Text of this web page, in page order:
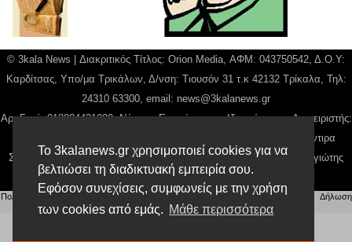
Το 3kalanews.gr χρησιμοποιεί cookies για να
βελτιώσει τη διαδικτυακή εμπειρία σου.
Εφόσον συνεχίσεις, συμφωνείς με την χρήση
των cookies από εμάς. Μάθε περισσότερα
© 3kala News | Διακριτικός Τίτλος: Orion Media, ΑΦΜ: 043750542, Δ.Ο.Υ:
Καρδίτσας, Υπο/μα Τρικάλων, Δ/νση: Τιουσόν 31 τ.κ 42132 Τρίκαλα, Τηλ:
24310 63300, email: news@3kalanews.gr
Αρ. Γεμή: 018804431000, Νόμιμος Εκπρόσωπος, Ιδιοκτήτης και Διαχειριστής:
Παναγιώτης Φιλίππου, Διευθύντρια: Γιαννουσά Βασιλική, Διευθύντιρα
Σύνταξης: Μπαλαμπάνη Βασιλική. Δικαιούχος domain name Παναγιώτης
Φιλίππου
Πολιτική απορρήτου Αίτηση Διαχείρισης Προσωπικών Δεδομένων |Όροι χρήσης
Δήλωση
Συμμόρφωσης